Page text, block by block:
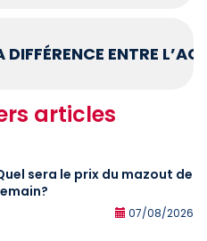
DIFFÉRENCE ENTRE
articles
sera le prix du mazout de
07/08/2026